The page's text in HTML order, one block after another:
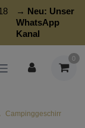
→ Neu: Unser
WhatsApp
Kanal
0
Campinggeschirr